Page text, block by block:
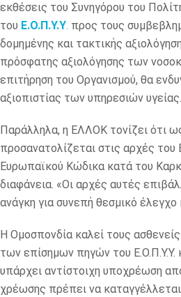
εκθέσεις του Συνηγόρου του
του Ε.Ο.Π.Υ.Υ. προς τους
δομημένης και τακτικής
πρόσφατης αξιολόγησης των
επιτήρηση του Οργανισμού, θα
αξιοπιστίας των υπηρεσιών υγείας.
Παράλληλα, η ΕΛΛΟΚ τονίζει ότι
προσανατολίζεται στις αρχές
Ευρωπαϊκού Κώδικα κατά του
διαφάνεια. «Οι αρχές αυτές
ανάγκη για συνεπή θεσμικό
Η Ομοσπονδία καλεί τους
των επίσημων πηγών του
υπάρχει αντίστοιχη υποχρέωση
χρέωσης πρέπει να